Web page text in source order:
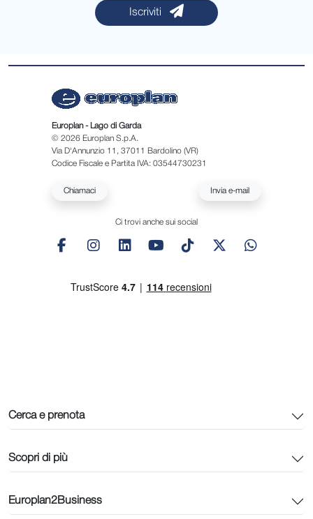
Iscriviti
Cerca e prenota
Scopri di più
Europlan2Business
Europlan - Lago di Garda
© 2026 Europlan S.p.A.
Via D'Annunzio 11, 37011 Bardolino (VR)
Codice Fiscale e Partita IVA: 03544730231
Chiamaci Invia e-mail
Ci trovi anche sui social